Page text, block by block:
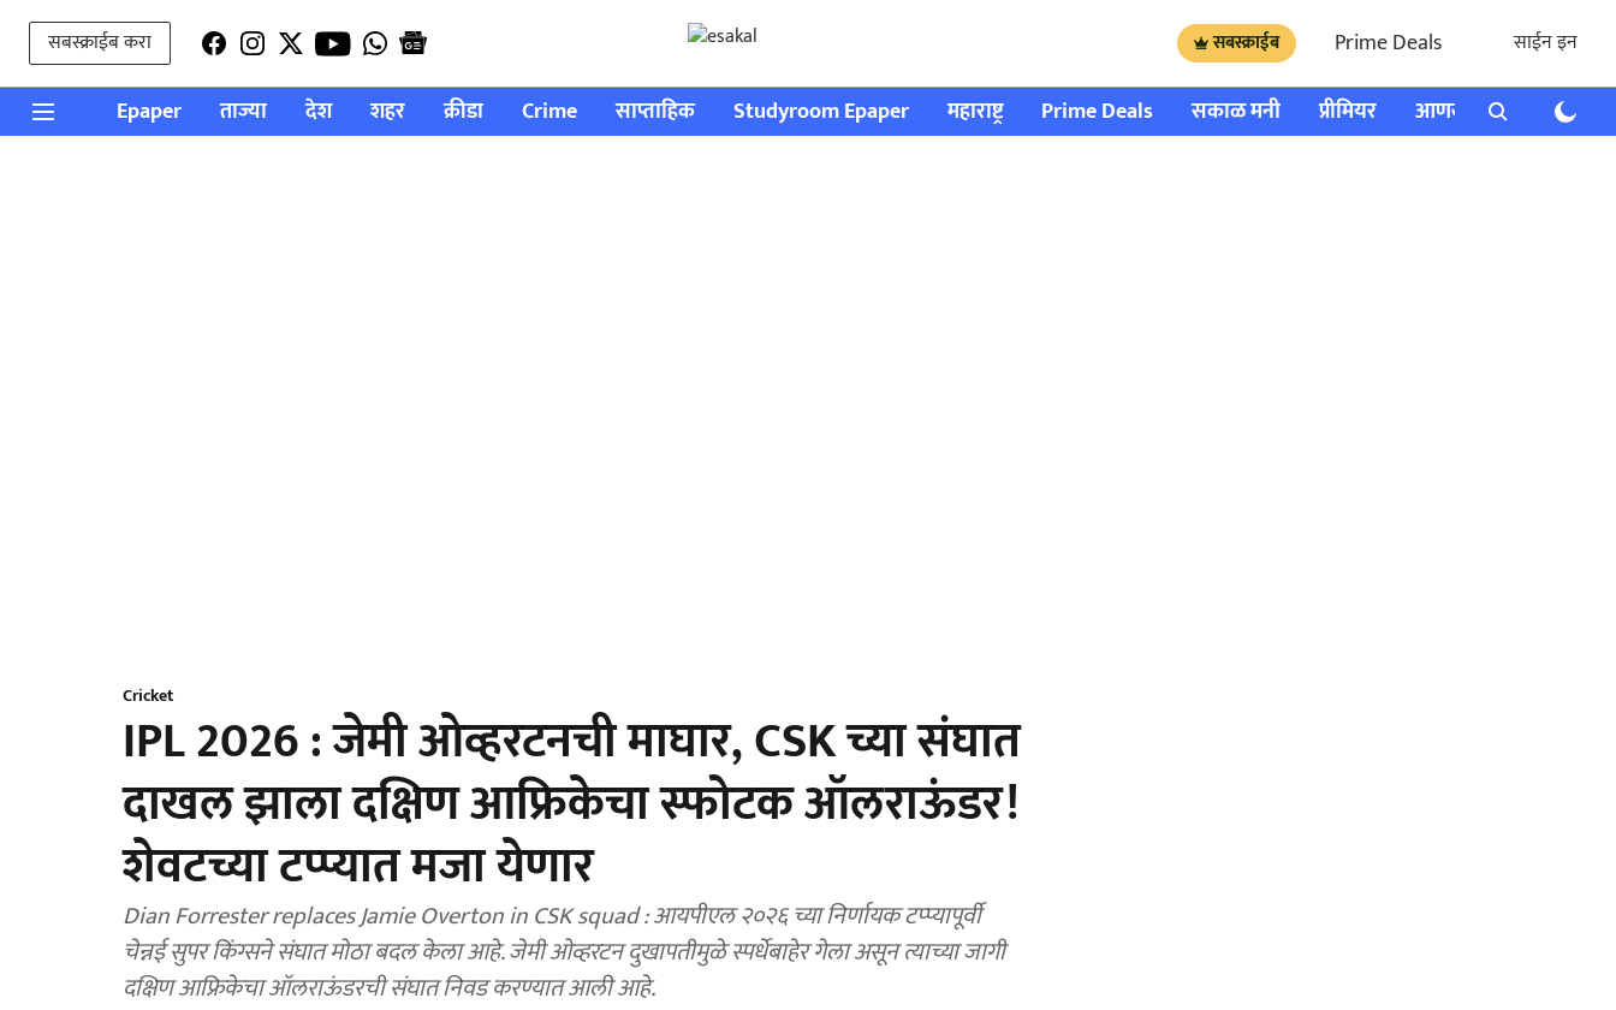
सबस्क्राईब करा सबस्क्राईब Prime Deals साईन इन
Epaper ताज्या देश शहर क्रीडा Crime साप्ताहिक Studyroom Epaper महाराष्ट्र Prime Deals सकाळ मनी प्रीमियर आणखी राशी भविष्य
Cricket
IPL 2026 : जेमी ओव्हरटनची माघार, CSK च्या संघात
दाखल झाला दक्षिण आफ्रिकेचा स्फोटक ऑलराऊंडर!
शेवटच्या टप्प्यात मजा येणार
Dian Forrester replaces Jamie Overton in CSK squad : आयपीएल २०२६ च्या निर्णायक टप्प्यापूर्वी
चेन्नई सुपर किंग्सने संघात मोठा बदल केला आहे. जेमी ओव्हरटन दुखापतीमुळे स्पर्धेबाहेर गेला असून त्याच्या जागी
दक्षिण आफ्रिकेचा ऑलराऊंडरची संघात निवड करण्यात आली आहे.